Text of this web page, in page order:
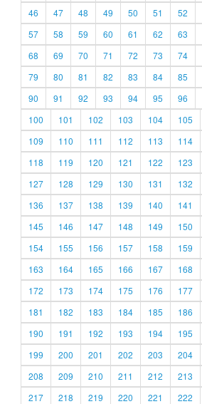
46
47 48 49 50 51 52
57
58 59 60 61 62 63
68
69 70 71 72 73 74
79
80 81 82 83 84 85
90
91 92 93 94 95 96
100
101 102 103 104 105
109
110 111 112 113 114
118
119 120 121 122 123
127
128 129 130 131 132
136
137 138 139 140 141
145
146 147 148 149 150
154
155 156 157 158 159
163
164 165 166 167 168
172
173 174 175 176 177
181
182 183 184 185 186
190
191 192 193 194 195
199
200 201 202 203 204
208
209 210 211 212 213
217
218 219 220 221 222